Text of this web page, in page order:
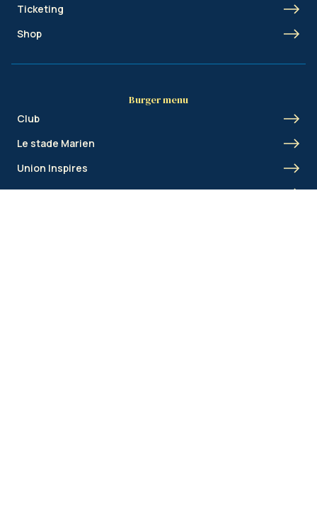
Ticketing
Shop
Burger menu
Club
Le stade Marien
Union Inspires
Business